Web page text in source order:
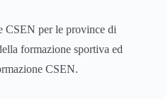
CSEN per le province di
formazione sportiva ed
CSEN.